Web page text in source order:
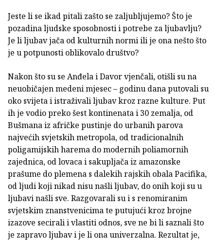
Jeste li se ikad pitali zašto se zaljubljujemo? Što je
pozadina ljudske sposobnosti i potrebe za ljubavlju?
Je li ljubav jača od kulturnih normi ili je ona nešto što
je u potpunosti oblikovalo društvo?
Nakon što su se Anđela i Davor vjenčali, otišli su na
neuobičajen medeni mjesec – godinu dana putovali su
oko svijeta i istraživali ljubav kroz razne kulture. Put
ih je vodio preko šest kontinenata i 30 zemalja, od
Bušmana iz afričke pustinje do urbanih parova
najvećih svjetskih metropola, od tradicionalnih
poligamijskih harema do modernih poliamornih
zajednica, od lovaca i sakupljača iz amazonske
prašume do plemena s dalekih rajskih obala Pacifika,
od ljudi koji nikad nisu našli ljubav, do onih koji su u
ljubavi našli sve. Razgovarali su i s renomiranim
svjetskim znanstvenicima te putujući kroz brojne
izazove secirali i vlastiti odnos, sve ne bi li saznali što
je zapravo ljubav i je li ona univerzalna. Rezultat je,